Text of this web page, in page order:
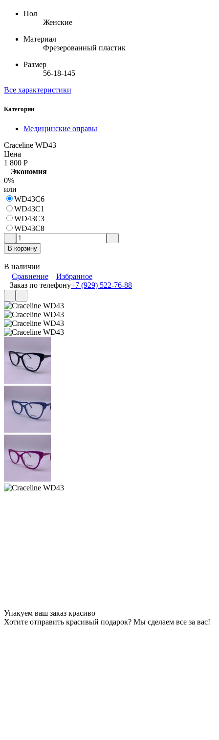
Пол
Женские
Материал
Фрезерованный пластик
Размер
56-18-145
Все характеристики
Категории
Медицинские оправы
Craceline WD43
Цена
1 800 Р
Экономия
0%
или
WD43C6
WD43C1
WD43C3
WD43C8
В корзину
В наличии
Сравнение
Избранное
Заказ по телефону+7 (929) 522-76-88
Упакуем ваш заказ красиво
Хотите отправить красивый подарок? Мы сделаем все за вас!